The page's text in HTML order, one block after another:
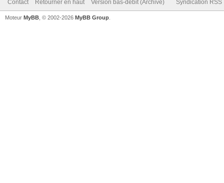
Contact Retourner en haut Version bas-débit (Archivé) Syndication RSS
Moteur MyBB , © 2002-2026 MyBB Group